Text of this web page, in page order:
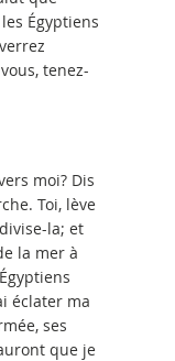
Égyptiens
tenez-
moi? Dis
Toi, lève
la; et
la mer à
éclater ma
ses
que je